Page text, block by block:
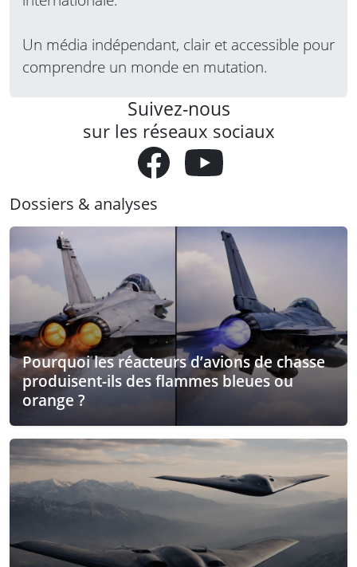
Un média indépendant, clair et accessible pour
comprendre un monde en mutation.
Suivez-nous
sur les réseaux sociaux
Dossiers & analyses
Pourquoi les réacteurs d’avions de chasse
produisent-ils des flammes bleues ou
orange ?